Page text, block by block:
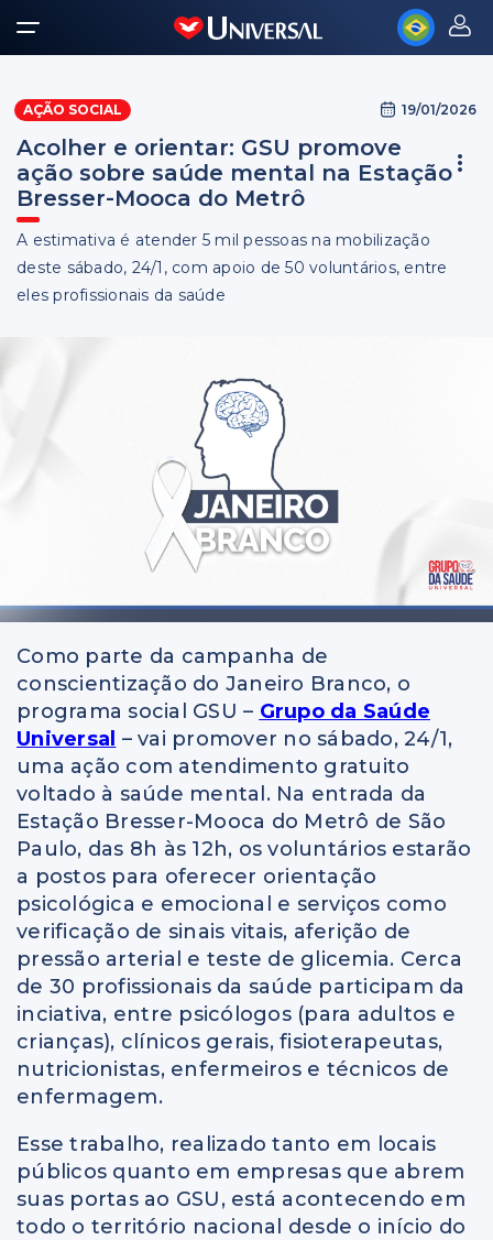
AÇÃO SOCIAL 19/01/2026
Acolher e orientar: GSU promove
ação sobre saúde mental na Estação
Bresser-Mooca do Metrô
A estimativa é atender 5 mil pessoas na mobilização
deste sábado, 24/1, com apoio de 50 voluntários, entre
eles profissionais da saúde
Como parte da campanha de
conscientização do Janeiro Branco, o
programa social GSU – Grupo da Saúde
Universal – vai promover no sábado, 24/1,
uma ação com atendimento gratuito
voltado à saúde mental. Na entrada da
Estação Bresser-Mooca do Metrô de São
Paulo, das 8h às 12h, os voluntários estarão
a postos para oferecer orientação
psicológica e emocional e serviços como
verificação de sinais vitais, aferição de
pressão arterial e teste de glicemia. Cerca
de 30 profissionais da saúde participam da
inciativa, entre psicólogos (para adultos e
crianças), clínicos gerais, fisioterapeutas,
nutricionistas, enfermeiros e técnicos de
enfermagem.
Esse trabalho, realizado tanto em locais
públicos quanto em empresas que abrem
suas portas ao GSU, está acontecendo em
todo o território nacional desde o início do